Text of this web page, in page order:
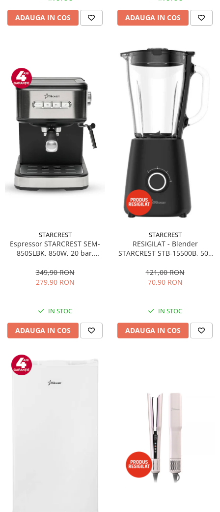
ADAUGA IN COS ADAUGA IN COS
STARCREST
Espressor STARCREST SEM-
850SLBK, 850W, 20 bar,
dispozitiv spumare, filtru
dublu din inox, Negru/Inox
349,90 RON
279,90 RON
IN STOC
ADAUGA IN COS
STARCREST
RESIGILAT - Blender
STARCREST STB-15500B, 500
Pulse, Negru
121,00 RON
70,90 RON
IN STOC
ADAUGA IN COS